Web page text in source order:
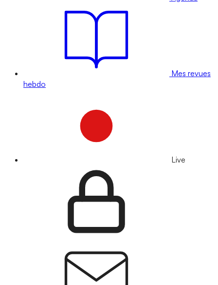
Mes revues
hebdo
Live